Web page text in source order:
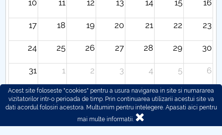
10 11 12 13 14 15 16
17 18 19 20 21 22 23
24 25 26 27 28 29 30
31 1 2 3 4 5 6
Acest site foloseste "cookies" pentru a usura navigarea in site si numararea
vizitatorilor intr-o perioada de timp. Prin continuarea utilizarii acestui site va
dati acordul folosiri acestora. Multumim pentru intelegere. Apasati aici pentru
mai multe informatii.